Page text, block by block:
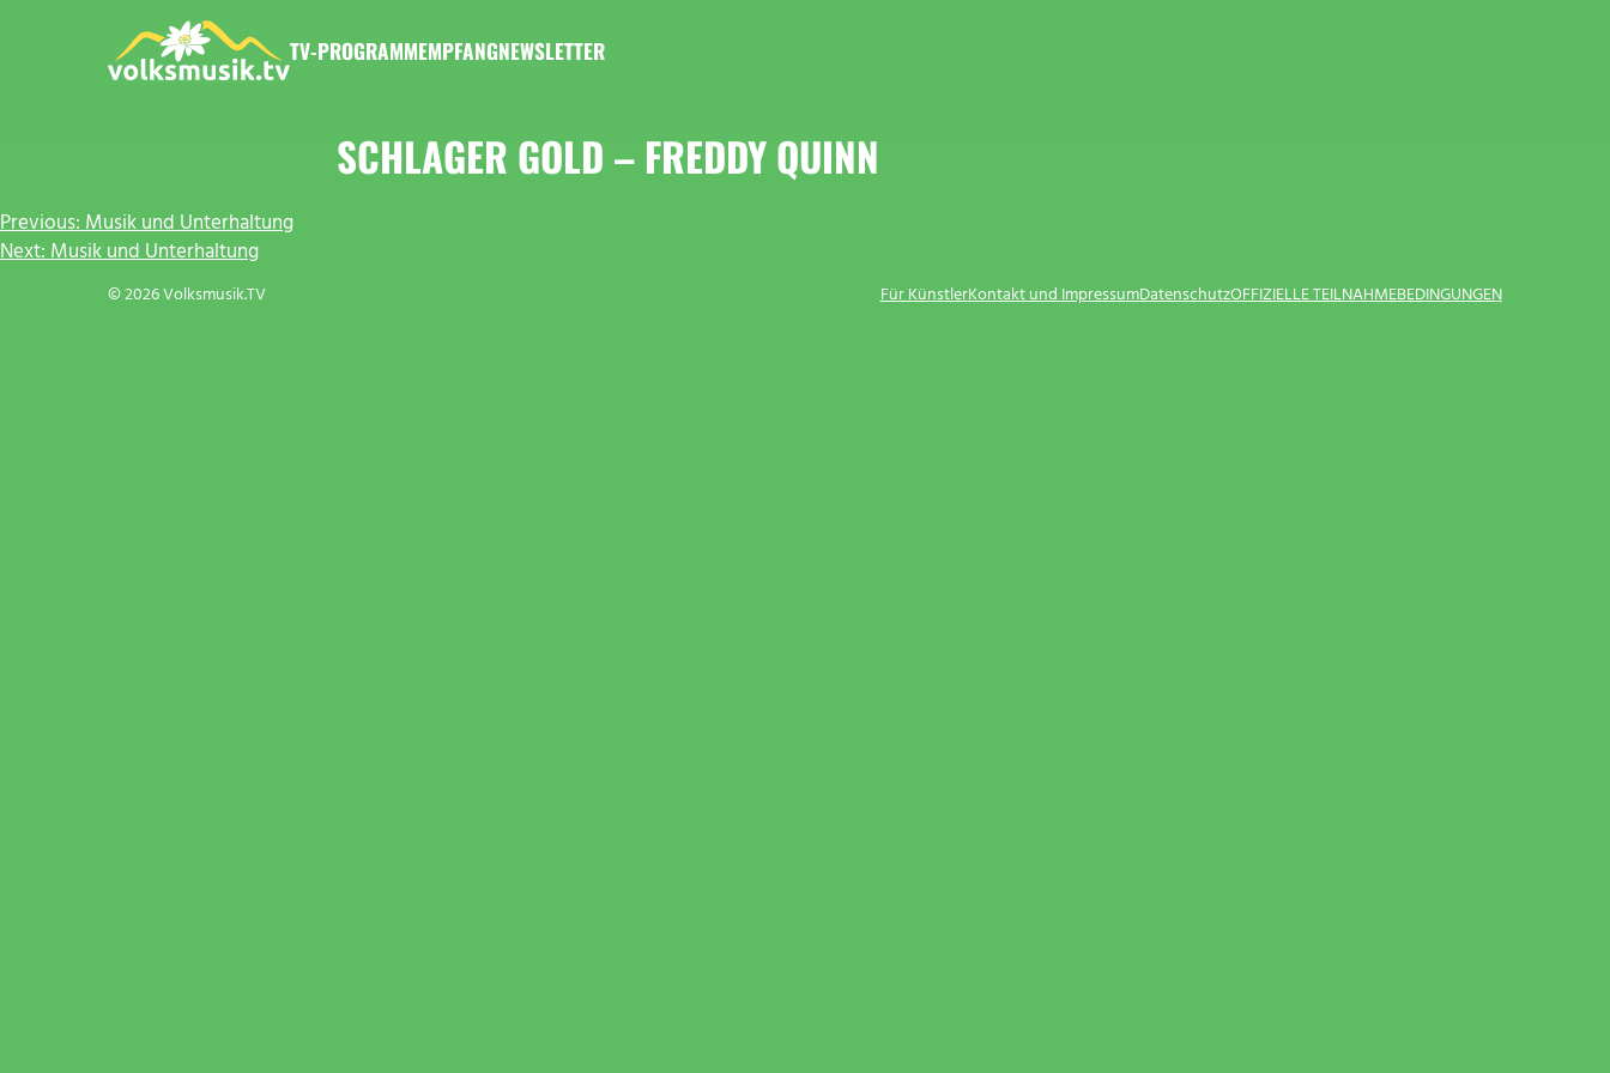
TV-PROGRAMMEMPFANGNEWSLETTER
SCHLAGER GOLD – FREDDY QUINN
BEITRAGSNAVIGATION
Previous:Musik und Unterhaltung
Next:Musik und Unterhaltung
© 2026 Volksmusik.TV Für KünstlerKontakt und ImpressumDatenschutzOFFIZIELLE TEILNAHMEBEDINGUNGEN